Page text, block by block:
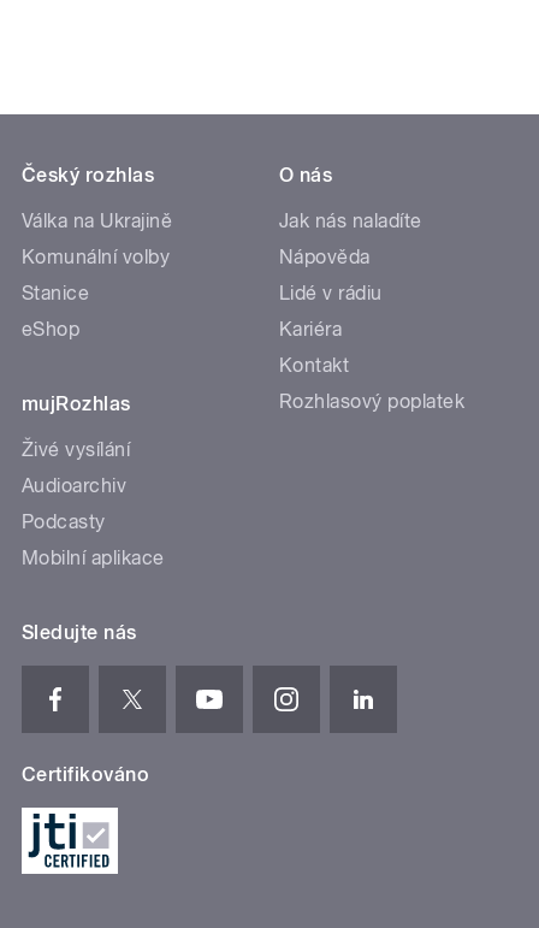
Český rozhlas
Válka na Ukrajině
Komunální volby
Stanice
eShop
mujRozhlas
Živé vysílání
Audioarchiv
Podcasty
Mobilní aplikace
O nás
Jak nás naladíte
Nápověda
Lidé v rádiu
Kariéra
Kontakt
Rozhlasový poplatek
Sledujte nás
Certifikováno